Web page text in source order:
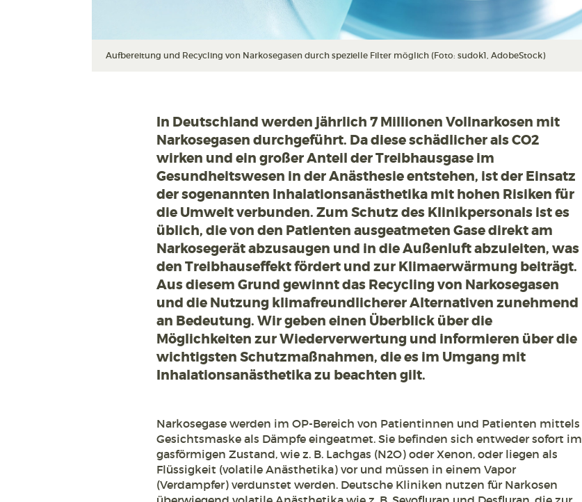
Aufbereitung und Recycling von Narkosegasen durch spezielle Filter möglich (Foto: sudok1, AdobeStock)
In Deutschland werden jährlich 7 Millionen Vollnarkosen mit
Narkosegasen durchgeführt. Da diese schädlicher als CO2
wirken und ein großer Anteil der Treibhausgase im
Gesundheitswesen in der Anästhesie entstehen, ist der Einsatz
der sogenannten Inhalationsanästhetika mit hohen Risiken für
die Umwelt verbunden. Zum Schutz des Klinikpersonals ist es
üblich, die von den Patienten ausgeatmeten Gase direkt am
Narkosegerät abzusaugen und in die Außenluft abzuleiten, was
den Treibhauseffekt fördert und zur Klimaerwärmung beiträgt.
Aus diesem Grund gewinnt das Recycling von Narkosegasen
und die Nutzung klimafreundlicherer Alternativen zunehmend
an Bedeutung. Wir geben einen Überblick über die
Möglichkeiten zur Wiederverwertung und informieren über die
wichtigsten Schutzmaßnahmen, die es im Umgang mit
Inhalationsanästhetika zu beachten gilt.
Narkosegase werden im OP-Bereich von Patientinnen und Patienten mittels
Gesichtsmaske als Dämpfe eingeatmet. Sie befinden sich entweder sofort im
gasförmigen Zustand, wie z. B. Lachgas (N2O) oder Xenon, oder liegen als
Flüssigkeit (volatile Anästhetika) vor und müssen in einem Vapor
(Verdampfer) verdunstet werden. Deutsche Kliniken nutzen für Narkosen